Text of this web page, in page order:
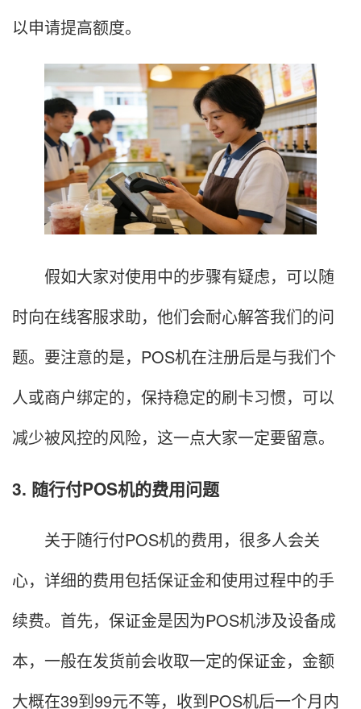
以申请提高额度。
假如大家对使用中的步骤有疑虑，可以随
时向在线客服求助，他们会耐心解答我们的问
题。要注意的是，POS机在注册后是与我们个
人或商户绑定的，保持稳定的刷卡习惯，可以
减少被风控的风险，这一点大家一定要留意。
3. 随行付POS机的费用问题
关于随行付POS机的费用，很多人会关
心，详细的费用包括保证金和使用过程中的手
续费。首先，保证金是因为POS机涉及设备成
本，一般在发货前会收取一定的保证金，金额
大概在39到99元不等，收到POS机后一个月内